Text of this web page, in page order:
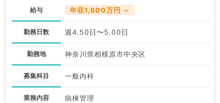
給与 年収1,600万円 ～
勤務日数 週4.50日〜5.00日
勤務地 神奈川県相模原市中央区
募集科目 一般内科
業務内容 病棟管理